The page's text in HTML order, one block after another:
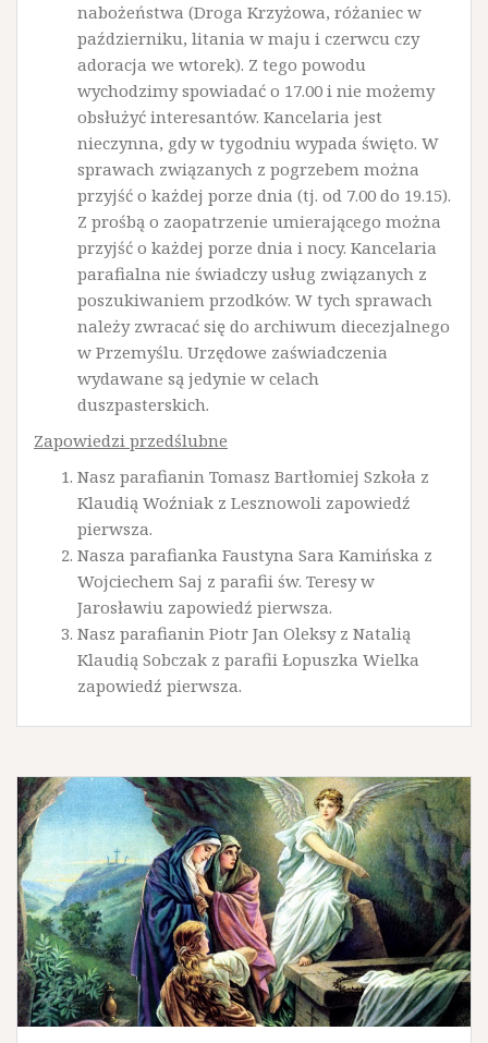
nabożeństwa (Droga Krzyżowa, różaniec w
październiku, litania w maju i czerwcu czy
adoracja we wtorek). Z tego powodu
wychodzimy spowiadać o 17.00 i nie możemy
obsłużyć interesantów. Kancelaria jest
nieczynna, gdy w tygodniu wypada święto. W
sprawach związanych z pogrzebem można
przyjść o każdej porze dnia (tj. od 7.00 do 19.15).
Z prośbą o zaopatrzenie umierającego można
przyjść o każdej porze dnia i nocy. Kancelaria
parafialna nie świadczy usług związanych z
poszukiwaniem przodków. W tych sprawach
należy zwracać się do archiwum diecezjalnego
w Przemyślu. Urzędowe zaświadczenia
wydawane są jedynie w celach
duszpasterskich.
Zapowiedzi przedślubne
Nasz parafianin Tomasz Bartłomiej Szkoła z
Klaudią Woźniak z Lesznowoli zapowiedź
pierwsza.
Nasza parafianka Faustyna Sara Kamińska z
Wojciechem Saj z parafii św. Teresy w
Jarosławiu zapowiedź pierwsza.
Nasz parafianin Piotr Jan Oleksy z Natalią
Klaudią Sobczak z parafii Łopuszka Wielka
zapowiedź pierwsza.